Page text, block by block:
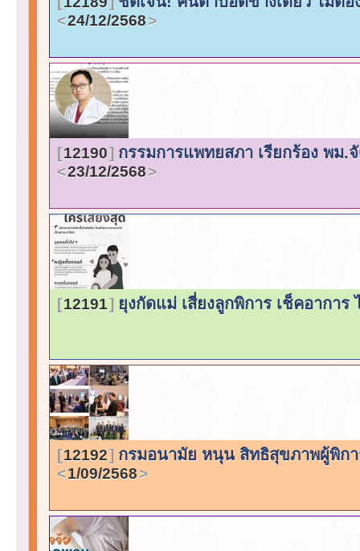
24/12/2568
12190 กรรมการแพทยสภา เรียกร้อง พ
23/12/2568
12191 ยุงกัดแม่ เสี่ยงลูกพิการ เช็คอากา
12192 กรมอนามัย หนุน สิทธิสุขภาพผู้พิกา
1/09/2568